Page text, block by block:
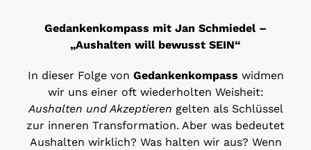
Gedankenkompass mit Jan Schmiedel –
„Aushalten will bewusst SEIN“
In dieser Folge von Gedankenkompass widmen
wir uns einer oft wiederholten Weisheit:
Aushalten und Akzeptieren gelten als Schlüssel
zur inneren Transformation. Aber was bedeutet
Aushalten wirklich? Was halten wir aus? Wenn